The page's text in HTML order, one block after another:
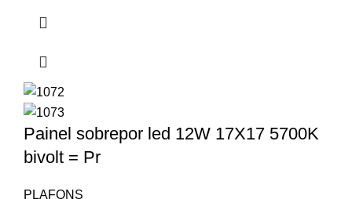
Painel sobrepor led 12W 17X17 5700K
bivolt = Pr
PLAFONS